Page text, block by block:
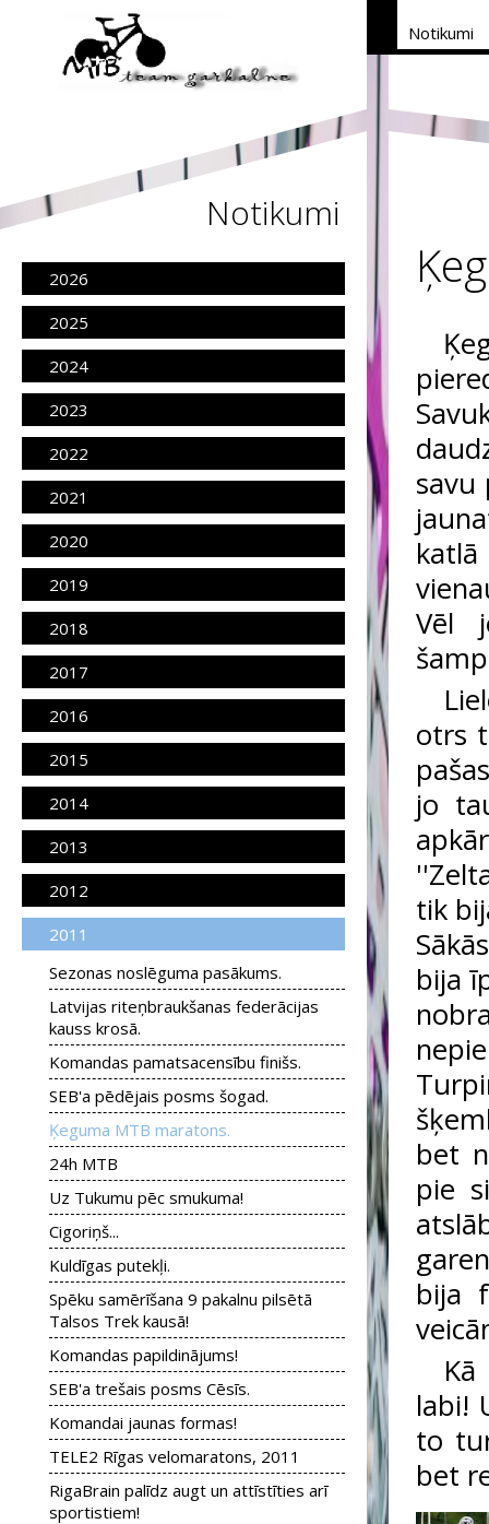
Notikumi
Notikumi
2026
2025
2024
2023
2022
2021
2020
2019
2018
2017
2016
2015
2014
2013
2012
2011
Sezonas noslēguma pasākums.
Latvijas riteņbraukšanas federācijas
kauss krosā.
Komandas pamatsacensību finišs.
SEB'a pēdējais posms šogad.
Ķeguma MTB maratons.
24h MTB
Uz Tukumu pēc smukuma!
Cigoriņš...
Kuldīgas putekļi.
Spēku samērīšana 9 pakalnu pilsētā
Talsos Trek kausā!
Komandas papildinājums!
SEB'a trešais posms Cēsīs.
Komandai jaunas formas!
TELE2 Rīgas velomaratons, 2011
RigaBrain palīdz augt un attīstīties arī
sportistiem!
savu
Vēl
otrs
jo
tik
bija
bet
pie
bija
labi!
to
bet